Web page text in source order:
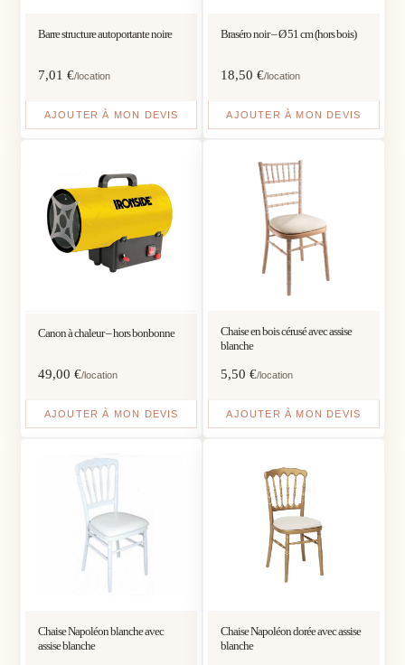
Barre structure autoportante noire
7,01€/location
AJOUTER À MON DEVIS
Braséro noir – Ø 51 cm (hors bois)
18,50 €/location
AJOUTER À MON DEVIS
Canon à chaleur – hors bonbonne
49,00€/location
AJOUTER À MON DEVIS
Chaise en bois cérusé avec assise
blanche
5,50 €/location
AJOUTER À MON DEVIS
Chaise Napoléon blanche avec
assise blanche
Chaise Napoléon dorée avec assise
blanche